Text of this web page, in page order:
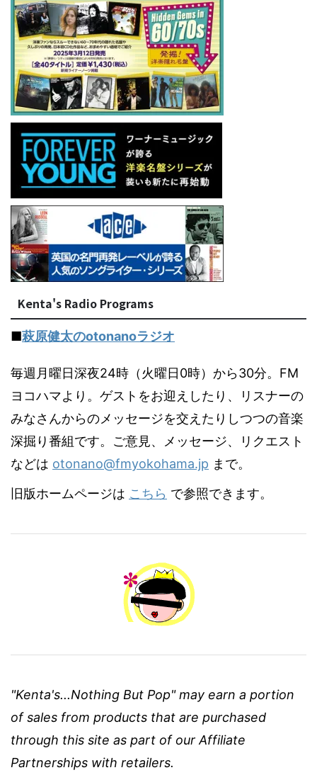
Kenta's Radio Programs
■萩原健太のotonanoラジオ
毎週月曜日深夜24時（火曜日0時）から30分。FM
ヨコハマより。ゲストをお迎えしたり、リスナーの
みなさんからのメッセージを交えたりしつつの音楽
深掘り番組です。ご意見、メッセージ、リクエスト
などは otonano@fmyokohama.jp まで。
旧版ホームページは こちら で参照できます。
"Kenta's...Nothing But Pop" may earn a portion
of sales from products that are purchased
through this site as part of our Affiliate
Partnerships with retailers.